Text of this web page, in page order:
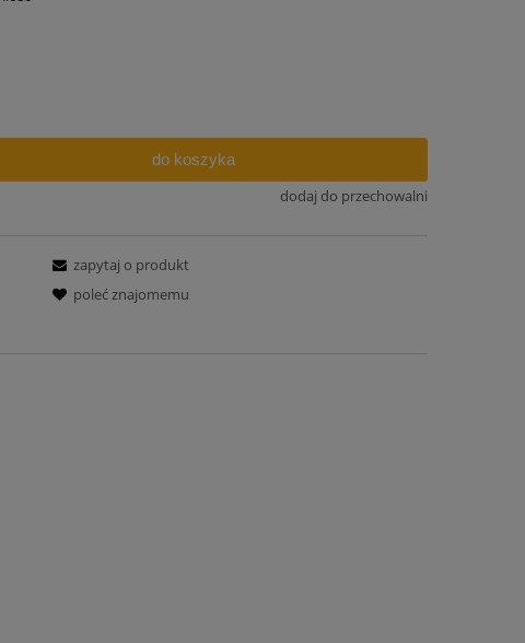
do koszyka
dodaj do przechowalni
zapytaj o produkt
poleć znajomemu